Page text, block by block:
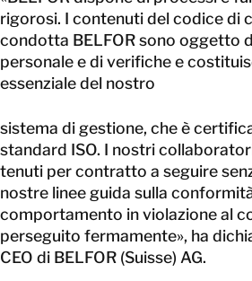
rigorosi. I contenuti del codice di
condotta BELFOR sono oggetto
personale e di verifiche e
essenziale del nostro
sistema di gestione, che è
standard ISO. I nostri
tenuti per contratto a seguire
nostre linee guida sulla
comportamento in violazione al
perseguito fermamente», ha
CEO di BELFOR (Suisse) AG.